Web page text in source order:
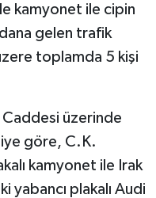
kamyonet ile cipin
gelen trafik
toplamda 5 kişi
Caddesi üzerinde
göre, C.K.
kamyonet ile Irak
yabancı plakalı Audi